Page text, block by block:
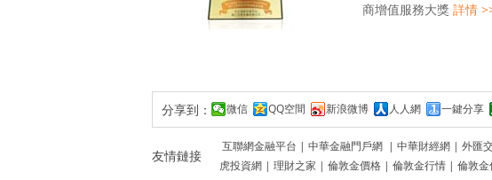
商增值服務大獎 詳情
分享到： 微信 QQ空間 新浪微博 人人網 一鍵分享
友情鏈接
互聯網金融平台 | 中華金融門戶網 | 中華財經網 | 外匯
虎投資網 | 理財之家 | 倫敦金價格 | 倫敦金行情 | 倫敦金